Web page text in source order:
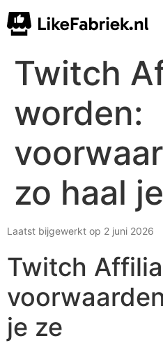
Twitch
worden:
zo haal
Laatst bijgewerkt op 2 juni 2026
Twitch
je ze